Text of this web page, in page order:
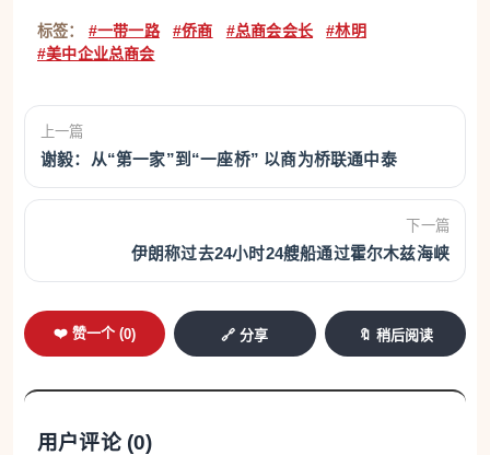
标签： #一带一路 #侨商 #总商会会长
#林明
#美中企业总商会
上一篇
谢毅：从“第一家”到“一座桥” 以商为桥联通中泰
下一篇
伊朗称过去24小时24艘船通过霍尔木兹海峡
❤️ 赞一个 (0) 🔗 分享 🔖 稍后阅读
用户评论 (0)